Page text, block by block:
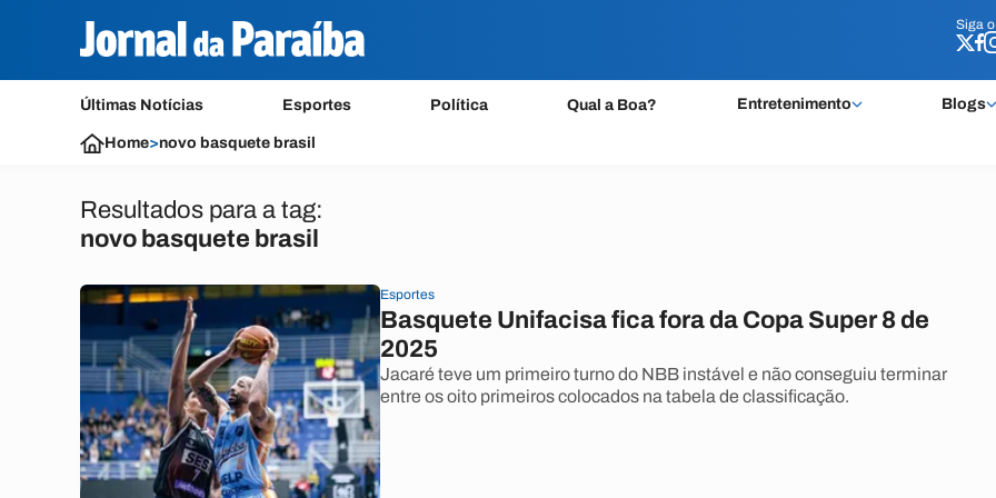
Siga o
Últimas Notícias Esportes Política Qual a Boa? Entretenimento Blogs
Siga o
Home>novo basquete brasil
Resultados para a tag:
novo basquete brasil
Esportes
Basquete Unifacisa fica fora da Copa Super 8 de
2025
Jacaré teve um primeiro turno do NBB instável e não conseguiu terminar
entre os oito primeiros colocados na tabela de classificação.